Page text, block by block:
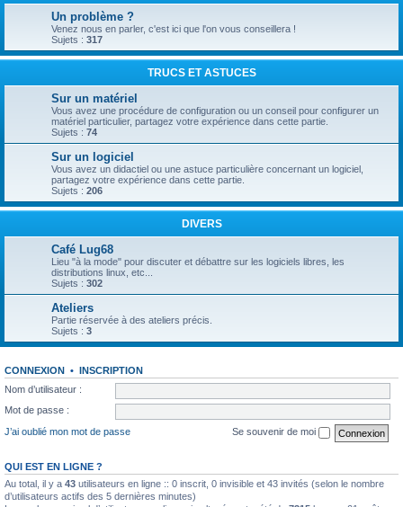
Un problème ?
Venez nous en parler, c'est ici que l'on vous conseillera !
Sujets : 317
TRUCS ET ASTUCES
Sur un matériel
Vous avez une procédure de configuration ou un conseil pour configurer un
matériel particulier, partagez votre expérience dans cette partie.
Sujets : 74
Sur un logiciel
Vous avez un didactiel ou une astuce particulière concernant un logiciel,
partagez votre expérience dans cette partie.
Sujets : 206
DIVERS
Café Lug68
Lieu "à la mode" pour discuter et débattre sur les logiciels libres, les
distributions linux, etc...
Sujets : 302
Ateliers
Partie réservée à des ateliers précis.
Sujets : 3
CONNEXION • INSCRIPTION
Nom d’utilisateur :
Mot de passe :
J’ai oublié mon mot de passe
Se souvenir de moi
QUI EST EN LIGNE ?
Au total, il y a 43 utilisateurs en ligne :: 0 inscrit, 0 invisible et 43 invités (selon le nombre
d’utilisateurs actifs des 5 dernières minutes)